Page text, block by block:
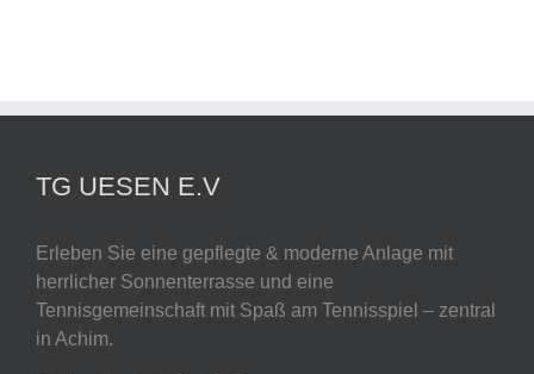
TG UESEN E.V
Erleben Sie eine gepflegte & moderne Anlage mit
herrlicher Sonnenterrasse und eine
Tennisgemeinschaft mit Spaß am Tennisspiel – zentral
in Achim.